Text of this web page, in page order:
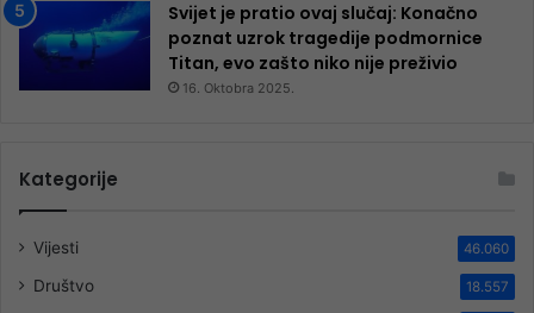
Svijet je pratio ovaj slučaj: Konačno
poznat uzrok tragedije podmornice
Titan, evo zašto niko nije preživio
16. Oktobra 2025.
Kategorije
Vijesti 46.060
Društvo 18.557